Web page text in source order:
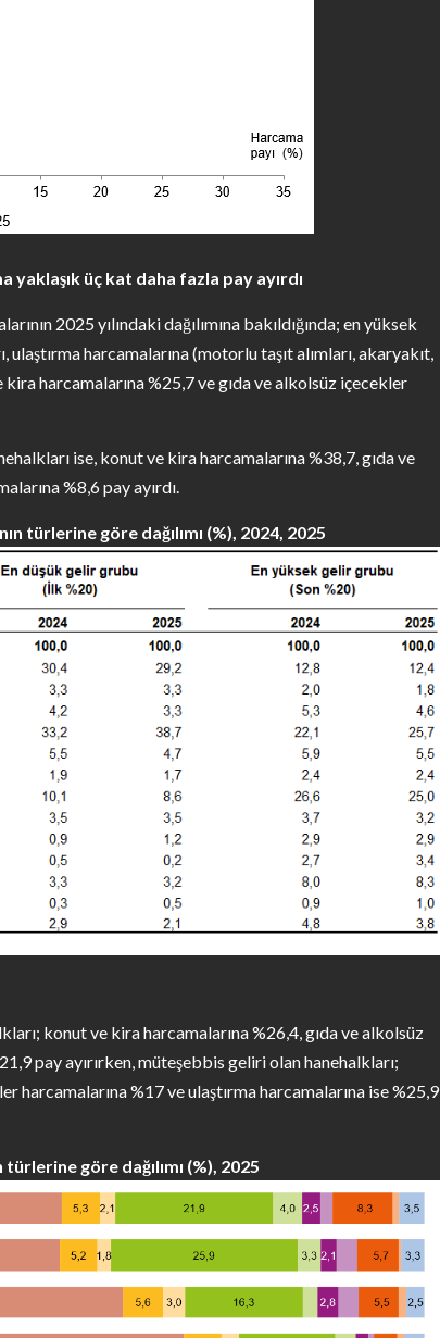
yaklaşık üç kat daha fazla pay ayırdı
2025 yılındaki dağılımına bakıldığında; en yüksek
harcamalarına (motorlu taşıt alımları, akaryakıt,
kira harcamalarına %25,7 ve gıda ve alkolsüz içecekler
ise, konut ve kira harcamalarına %38,7, gıda ve
%8,6 pay ayırdı.
türlerine göre dağılımı (%), 2024, 2025
konut ve kira harcamalarına %26,4, gıda ve alkolsüz
pay ayırırken, müteşebbis geliri olan hanehalkları;
harcamalarına %17 ve ulaştırma harcamalarına ise %25,9
göre dağılımı (%), 2025